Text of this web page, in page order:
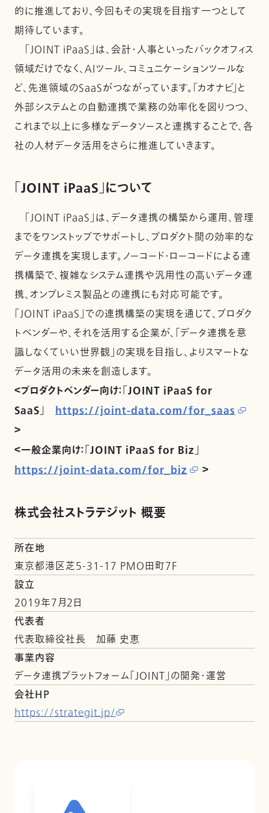
的に推進しており、今回もその実現を目指す一つとして
期待しています。
「JOINT iPaaS」は、会計・人事といったバックオフィス
領域だけでなく、AIツール、コミュニケーションツールな
ど、先進領域のSaaSがつながっています。「カオナビ」と
外部システムとの自動連携で業務の効率化を図りつつ、
これまで以上に多様なデータソースと連携することで、各
社の人材データ活用をさらに推進していきます。
「JOINT iPaaS」について
「JOINT iPaaS」は、データ連携の構築から運用、管理
までをワンストップでサポートし、プロダクト間の効率的な
データ連携を実現します。ノーコード・ローコードによる連
携構築で、複雑なシステム連携や汎用性の高いデータ連
携、オンプレミス製品との連携にも対応可能です。
「JOINT iPaaS」での連携構築の実現を通じて、プロダク
トべンダーや、それを活用する企業が、「データ連携を意
識しなくていい世界観」の実現を目指し、よりスマートな
データ活用の未来を創造します。
＜プロダクトベンダー向け：「JOINT iPaaS for
SaaS」 https://joint-data.com/for_saas
＞
＜一般企業向け：「JOINT iPaaS for Biz」
https://joint-data.com/for_biz
＞
株式会社ストラテジット 概要
所在地
東京都港区芝5-31-17 PMO田町7F
設立
2019年7月2日
代表者
代表取締役社長 加藤 史恵
事業内容
データ連携プラットフォーム「JOINT」の開発・運営
会社HP
https://strategit.jp/